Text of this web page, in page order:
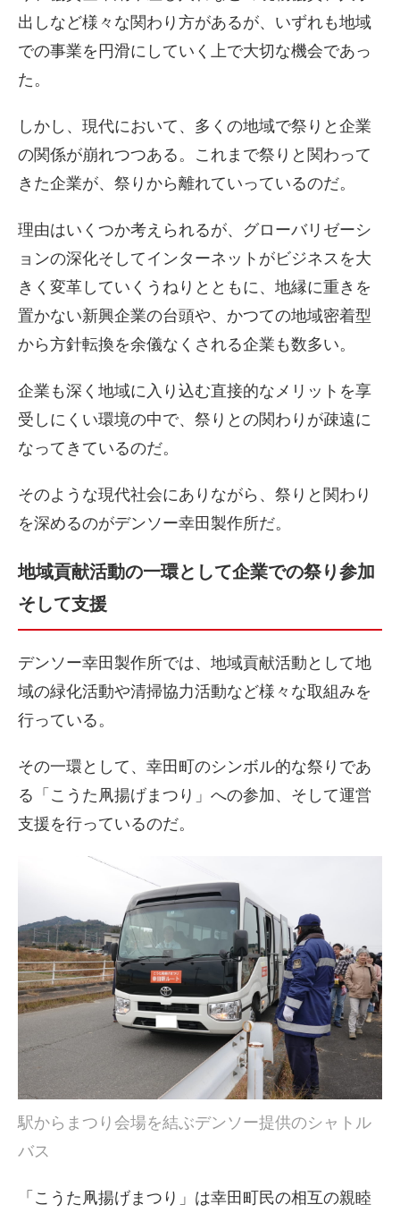
出しなど様々な関わり方があるが、いずれも地域
での事業を円滑にしていく上で大切な機会であっ
た。
しかし、現代において、多くの地域で祭りと企業
の関係が崩れつつある。これまで祭りと関わって
きた企業が、祭りから離れていっているのだ。
理由はいくつか考えられるが、グローバリゼーシ
ョンの深化そしてインターネットがビジネスを大
きく変革していくうねりとともに、地縁に重きを
置かない新興企業の台頭や、かつての地域密着型
から方針転換を余儀なくされる企業も数多い。
企業も深く地域に入り込む直接的なメリットを享
受しにくい環境の中で、祭りとの関わりが疎遠に
なってきているのだ。
そのような現代社会にありながら、祭りと関わり
を深めるのがデンソー幸田製作所だ。
地域貢献活動の一環として企業での祭り参加
そして支援
デンソー幸田製作所では、地域貢献活動として地
域の緑化活動や清掃協力活動など様々な取組みを
行っている。
その一環として、幸田町のシンボル的な祭りであ
る「こうた凧揚げまつり」への参加、そして運営
支援を行っているのだ。
駅からまつり会場を結ぶデンソー提供のシャトル
バス
「こうた凧揚げまつり」は幸田町民の相互の親睦